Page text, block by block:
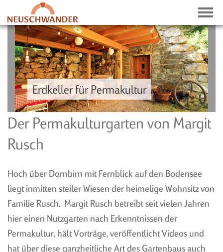
NEWS
NEWSLETTER
HISTORIE
TONNENGEWÖLBE
KAPPENGEWÖLBE
Erdkeller für Permakultur
Der Permakulturgarten von Margit
Rusch
Hoch über Dornbirn mit Fernblick auf den Bodensee
liegt inmitten steiler Wiesen der heimelige Wohnsitz von
Familie Rusch. Margit Rusch betreibt seit vielen Jahren
hier einen Nutzgarten nach Erkenntnissen der
Permakultur, hält Vorträge, veröffentlicht Videos und
hat über diese ganzheitliche Art des Gartenbaus auch